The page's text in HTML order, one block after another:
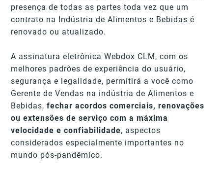
presença de todas as partes toda vez que um
contrato na Indústria de Alimentos e Bebidas é
renovado ou atualizado.
A assinatura eletrônica Webdox CLM, com os
melhores padrões de experiência do usuário,
segurança e legalidade, permitirá a você como
Gerente de Vendas na indústria de Alimentos e
Bebidas,fechar acordos comerciais, renovações
ou extensões de serviço com a máxima
velocidade e confiabilidade, aspectos
considerados especialmente importantes no
mundo pós-pandêmico.